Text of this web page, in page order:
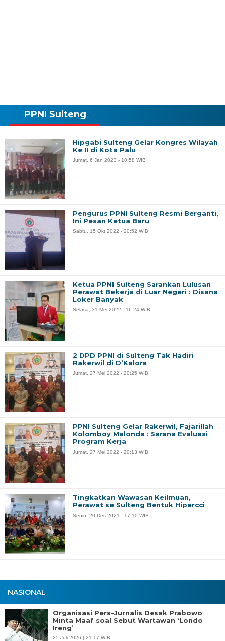
NASIONAL
Organisasi Pers-Jurnalis Desak Prabowo
Minta Maaf soal Sebut Wartawan ‘Londo
Ireng’
25 Juli 2026 | 21:17 WIB
PPNI Sulteng
Hipgabi Sulteng Gelar Kongres Wilayah
Ke II di Kota Palu
Jumat, 6 Jan 2023 - 10:58 WIB
Pengurus PPNI Sulteng Resmi Berganti,
Ini Pesan Ketua Baru
Sabtu, 15 Okt 2022 - 20:52 WIB
Ketua PPNI Sulteng Sarankan Lulusan
Perawat Bekerja di Luar Negeri : Disana
Loker Banyak
Selasa, 31 Mei 2022 - 16:24 WIB
2 DPD PPNI di Sulteng Tak Hadiri
Rakerwil di D’Kalora
Jumat, 27 Mei 2022 - 20:25 WIB
PPNI Sulteng Gelar Rakerwil, Fajarillah
Kolomboy Malonda : Sarana Evaluasi
Program Kerja
Jumat, 27 Mei 2022 - 20:13 WIB
Tingkatkan Wawasan Keilmuan,
Perawat se Sulteng Bentuk Hipercci
Senin, 20 Des 2021 - 17:10 WIB